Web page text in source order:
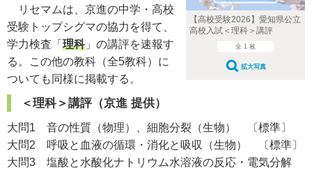
【高校受験2026】愛知県公立
高校入試＜理科＞講評
全 1 枚
拡大写真
リセマムは、京進の中学・高校
受験トップシグマの協力を得て、
学力検査「 理科」の講評を速報す
る。この他の教科（全5教科）に
ついても同様に掲載する。
＜理科＞講評（京進 提供）
大問1 音の性質（物理）、細胞分裂（生物） 〔標準〕
大問2 呼吸と血液の循環・消化と吸収（生物） 〔標準〕
大問3 塩酸と水酸化ナトリウム水溶液の反応・電気分解